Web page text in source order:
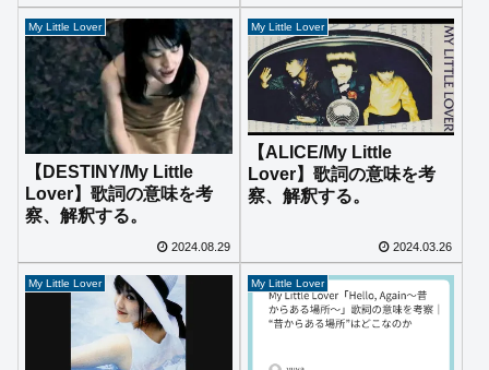
My Little Lover
【DESTINY/My Little
Lover】歌詞の意味を考
察、解釈する。
2024.08.29
My Little Lover
【ALICE/My Little
Lover】歌詞の意味を考
察、解釈する。
2024.03.26
My Little Lover My Little Lover